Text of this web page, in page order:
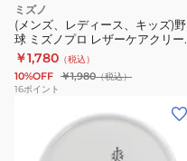
ミズノ
(メンズ、レディース、キッズ)野
球 ミズノプロ レザーケアクリー
ム 70ml 1GJYG50500 1P
￥1,780 （税込）
10%OFF ￥1,980（税込）
16ポイント